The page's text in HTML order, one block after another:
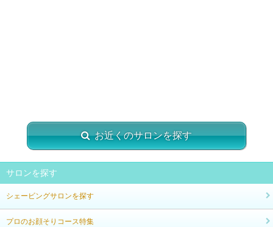
お近くのサロンを探す
サロンを探す
シェービングサロンを探す
プロのお顔そりコース特集